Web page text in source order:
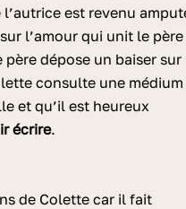
est revenu
l’amour qui unit le père
dépose un baiser sur
consulte une médium
et qu’il est heureux
écrire.
de Colette car il fait